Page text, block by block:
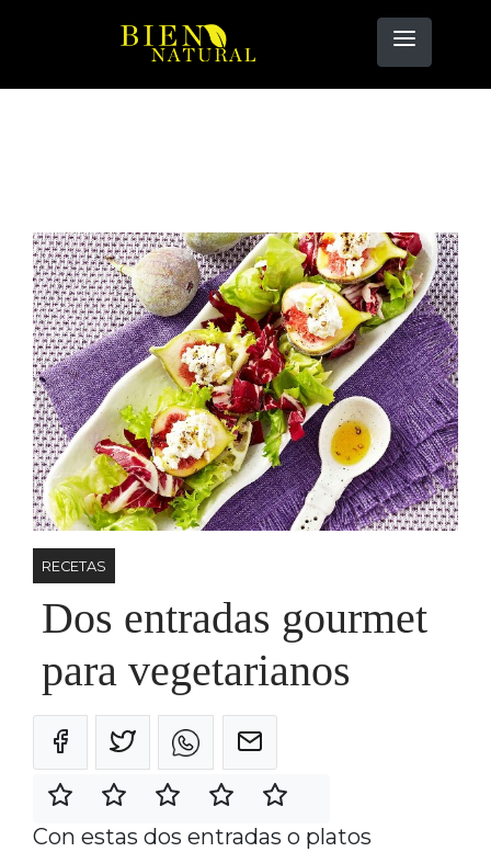
RECETAS
Dos entradas gourmet
para vegetarianos
Con estas dos entradas o platos